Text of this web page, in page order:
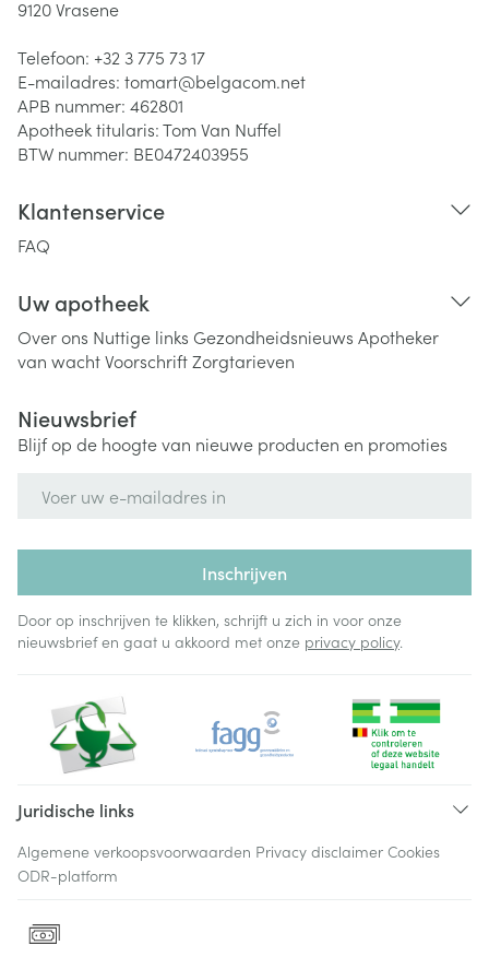
9120Vrasene
Telefoon: +32 3 775 73 17
E-mailadres: tomart@belgacom.net
APB nummer: 462801
Apotheek titularis:Tom Van Nuffel
BTW nummer: BE0472403955
Klantenservice
FAQ
Uw apotheek
Over ons Nuttige links Gezondheidsnieuws Apotheker
van wachtVoorschriftZorgtarieven
Nieuwsbrief
Blijf op de hoogte van nieuwe producten en promoties
Inschrijven
Door op inschrijven te klikken, schrijft u zich in voor onze
nieuwsbrief en gaat u akkoord met onze privacy policy.
Juridische links
Algemene verkoopsvoorwaarden Privacy disclaimer Cookies
ODR-platform